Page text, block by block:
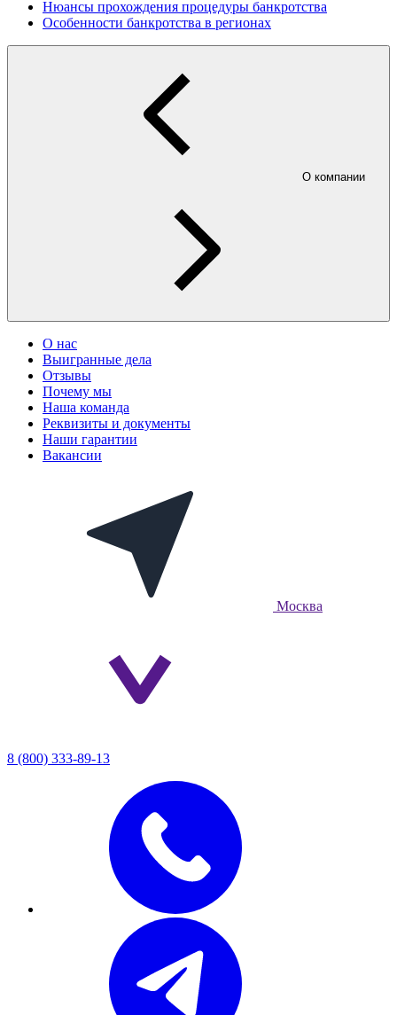
Нюансы прохождения процедуры банкротства
Особенности банкротства в регионах
О компании
О нас
Выигранные дела
Отзывы
Почему мы
Наша команда
Реквизиты и документы
Наши гарантии
Вакансии
Москва
8 (800) 333-89-13